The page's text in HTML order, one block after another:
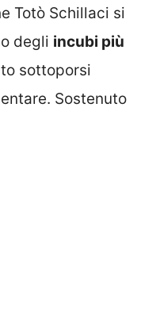
Totò Schillaci si
degli incubi più
sottoporsi
Sostenuto